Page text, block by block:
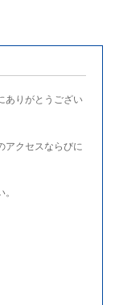
ありがとうござい
アクセスならびに